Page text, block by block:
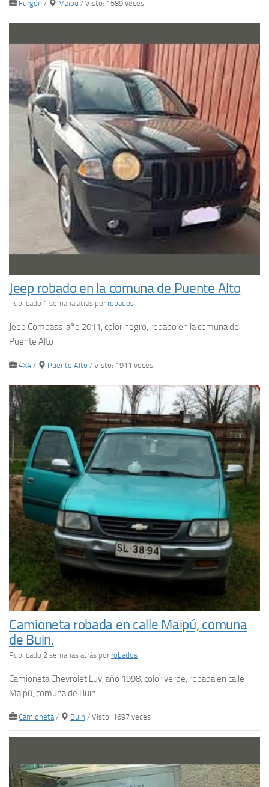
Furgón / Maipú / Visto: 1589 veces
Jeep robado en la comuna de Puente Alto
Publicado 1 semana atrás por robados
Jeep Compass año 2011, color negro, robado en la comuna de
Puente Alto
4X4 / Puente Alto / Visto: 1911 veces
Camioneta robada en calle Maipú, comuna
de Buin.
Publicado 2 semanas atrás por robados
Camioneta Chevrolet Luv, año 1998, color verde, robada en calle
Maipú, comuna de Buin.
Camioneta/ Buin / Visto: 1697 veces